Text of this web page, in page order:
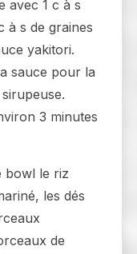
avec 1 c à s
à s de graines
yakitori.
sauce pour la
3 minutes
bowl le riz
les dés
de